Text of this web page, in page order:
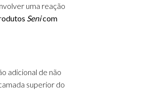
uma reação
Senicom
adicional de não
superior do